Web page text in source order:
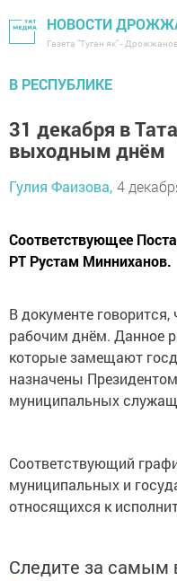
НОВОСТИ
Газета "Туган як" -
В РЕСПУБЛИКЕ
31 декабря в
выходным днём
Гулия Фаизова, 4
Соответствующее
РТ Рустам Минниханов.
В документе
рабочим днём. Данное
которые замещают
назначены​
муниципальных
Соответствующий
муниципальных и
относящихся​ к
Следите за